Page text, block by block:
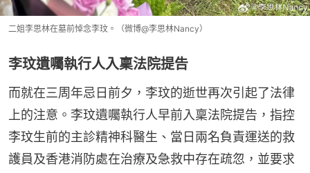
二姐李思林在墓前悼念李玟。（微博@李思林Nancy）
李玟遺囑執行人入稟法院提告
而就在三周年忌日前夕，李玟的逝世再次引起了法律
上的注意。李玟遺囑執行人早前入稟法院提告，指控
李玟生前的主診精神科醫生、當日兩名負責運送的救
護員及香港消防處在治療及急救中存在疏忽，並要求